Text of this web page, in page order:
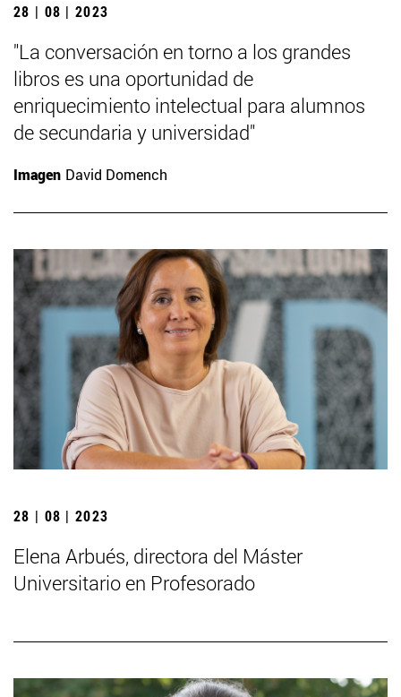
28 | 08 | 2023
"La conversación en torno a los grandes
libros es una oportunidad de
enriquecimiento intelectual para alumnos
de secundaria y universidad"
Imagen David Domench
28 | 08 | 2023
Elena Arbués, directora del Máster
Universitario en Profesorado